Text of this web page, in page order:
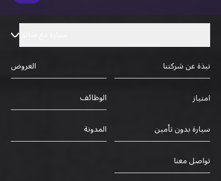
نبذة عن شركتنا
العروض
امتياز
الوظائف
سيارة بدون تأمين
المدونة
تواصل معنا